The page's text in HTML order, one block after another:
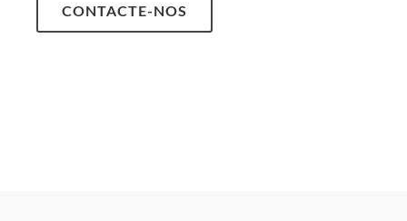
CONTACTE-NOS